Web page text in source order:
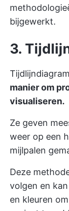
bijgewerkt.
3.
manier om
visualiseren.
Ze geven
weer op een
mijlpalen
Deze
volgen en
en kleuren